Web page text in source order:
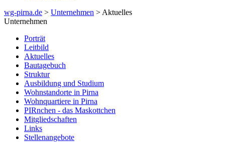
wg-pirna.de > Unternehmen > Aktuelles
Unternehmen
Porträt
Leitbild
Aktuelles
Bautagebuch
Struktur
Ausbildung und Studium
Wohnstandorte in Pirna
Wohnquartiere in Pirna
PIRnchen - das Maskottchen
Mitgliedschaften
Links
Stellenangebote